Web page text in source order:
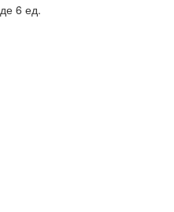
6 ед.